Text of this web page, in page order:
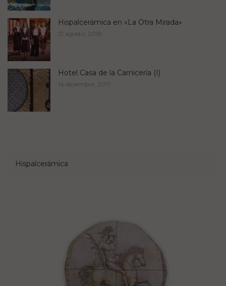
Hispalcerámica en «La Otra Mirada»
31 agosto, 2018
Hotel Casa de la Carnicería (I)
14 diciembre, 2017
Hispalcerámica